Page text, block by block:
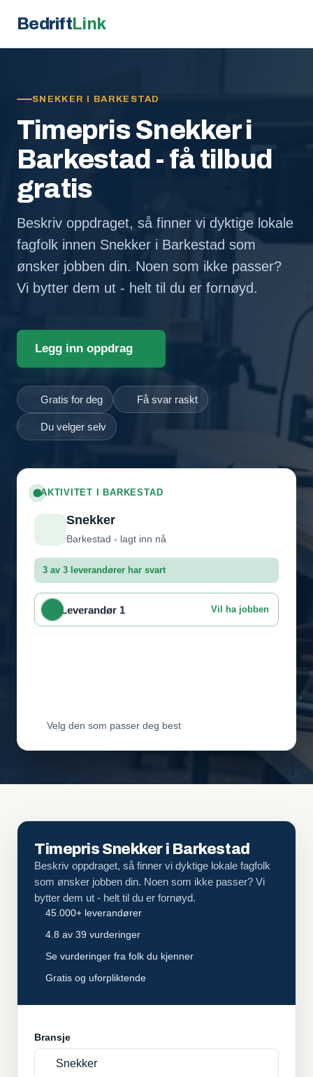
BedriftLink
SNEKKER I BARKESTAD
Timepris Snekker i
Barkestad - få tilbud
gratis
Beskriv oppdraget, så finner vi dyktige lokale
fagfolk innen Snekker i Barkestad som
ønsker jobben din. Noen som ikke passer?
Vi bytter dem ut - helt til du er fornøyd.
Legg inn oppdrag
Gratis for deg Få svar raskt
Du velger selv
AKTIVITET I BARKESTAD
Snekker
Barkestad - lagt inn nå
3 av 3 leverandører har svart
Leverandør 1 Vil ha jobben
Velg den som passer deg best
Timepris Snekker i Barkestad
Beskriv oppdraget, så finner vi dyktige lokale fagfolk
som ønsker jobben din. Noen som ikke passer? Vi
bytter dem ut - helt til du er fornøyd.
45.000+ leverandører
4.8 av 39 vurderinger
Se vurderinger fra folk du kjenner
Gratis og uforpliktende
Bransje